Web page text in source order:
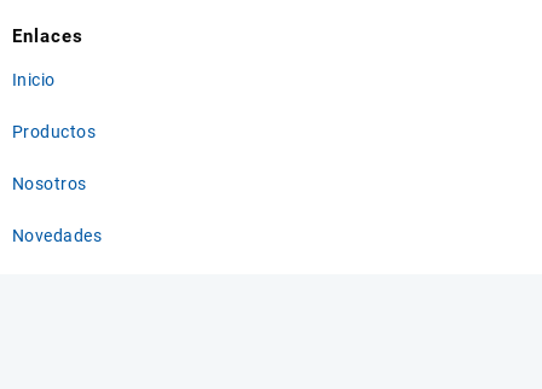
Enlaces
Inicio
Productos
Nosotros
Novedades